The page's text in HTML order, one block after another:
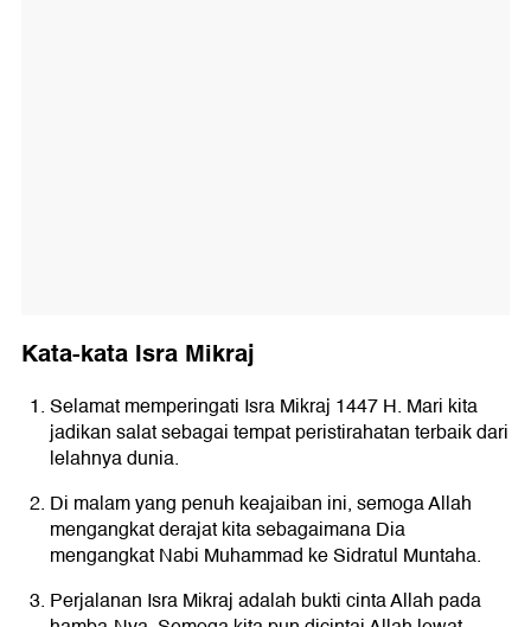
Kata-kata Isra Mikraj
Selamat memperingati Isra Mikraj 1447 H. Mari kita
jadikan salat sebagai tempat peristirahatan terbaik dari
lelahnya dunia.
Di malam yang penuh keajaiban ini, semoga Allah
mengangkat derajat kita sebagaimana Dia
mengangkat Nabi Muhammad ke Sidratul Muntaha.
Perjalanan Isra Mikraj adalah bukti cinta Allah pada